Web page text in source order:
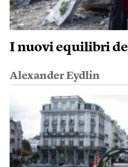
I nuovi equilibri
Alexander Eydlin